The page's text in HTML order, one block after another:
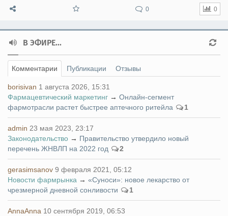
0 0
В ЭФИРЕ...
Комментарии Публикации Отзывы
borisivan 1 августа 2026, 15:31
Фармацевтический маркетинг → Онлайн-сегмент
фармотрасли растет быстрее аптечного ритейла
1
admin 23 мая 2023, 23:17
Законодательство → Правительство утвердило новый
перечень ЖНВЛП на 2022 год
2
gerasimsanov 9 февраля 2021, 05:12
Новости фармрынка → «Суноси»: новое лекарство от
чрезмерной дневной сонливости
1
AnnaAnna 10 сентября 2019, 06:53